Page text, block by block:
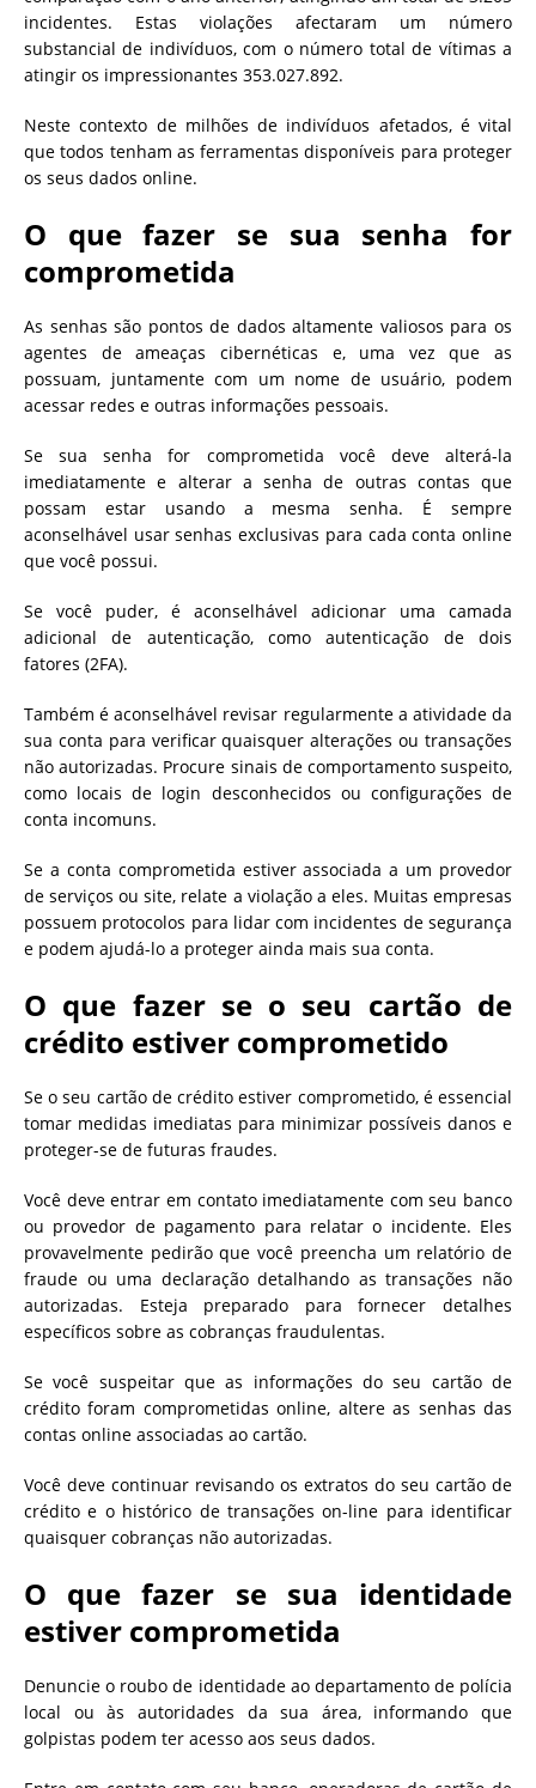
incidentes. Estas violações afectaram um número
substancial de indivíduos, com o número total de vítimas a
atingir os impressionantes 353.027.892.
Neste contexto de milhões de indivíduos afetados, é vital
que todos tenham as ferramentas disponíveis para proteger
os seus dados online.
O que fazer se sua senha for
comprometida
As senhas são pontos de dados altamente valiosos para os
agentes de ameaças cibernéticas e, uma vez que as
possuam, juntamente com um nome de usuário, podem
acessar redes e outras informações pessoais.
Se sua senha for comprometida você deve alterá-la
imediatamente e alterar a senha de outras contas que
possam estar usando a mesma senha. É sempre
aconselhável usar senhas exclusivas para cada conta online
que você possui.
Se você puder, é aconselhável adicionar uma camada
adicional de autenticação, como autenticação de dois
fatores (2FA).
Também é aconselhável revisar regularmente a atividade da
sua conta para verificar quaisquer alterações ou transações
não autorizadas. Procure sinais de comportamento suspeito,
como locais de login desconhecidos ou configurações de
conta incomuns.
Se a conta comprometida estiver associada a um provedor
de serviços ou site, relate a violação a eles. Muitas empresas
possuem protocolos para lidar com incidentes de segurança
e podem ajudá-lo a proteger ainda mais sua conta.
O que fazer se o seu cartão de
crédito estiver comprometido
Se o seu cartão de crédito estiver comprometido, é essencial
tomar medidas imediatas para minimizar possíveis danos e
proteger-se de futuras fraudes.
Você deve entrar em contato imediatamente com seu banco
ou provedor de pagamento para relatar o incidente. Eles
provavelmente pedirão que você preencha um relatório de
fraude ou uma declaração detalhando as transações não
autorizadas. Esteja preparado para fornecer detalhes
específicos sobre as cobranças fraudulentas.
Se você suspeitar que as informações do seu cartão de
crédito foram comprometidas online, altere as senhas das
contas online associadas ao cartão.
Você deve continuar revisando os extratos do seu cartão de
crédito e o histórico de transações on-line para identificar
quaisquer cobranças não autorizadas.
O que fazer se sua identidade
estiver comprometida
Denuncie o roubo de identidade ao departamento de polícia
local ou às autoridades da sua área, informando que
golpistas podem ter acesso aos seus dados.